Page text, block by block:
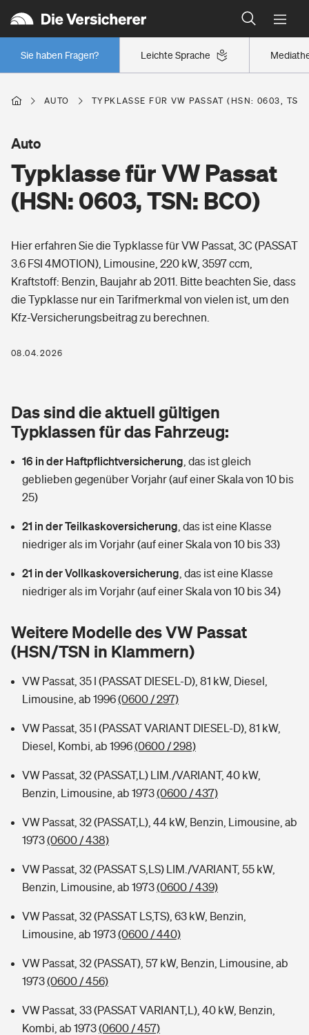
Leichte Sprache
Sie haben Fragen?
Wer versichert was: Jetzt Versicherer finden
Regionalklassen: So ist Ihre Region eingestuft
Wer versichert was: Jetzt Versicherer finden
Berufsunfähigkeitsversicherung
Erwerbsunfähigkeitsversicherung
Grundfähigkeitsversicherung
Arbeitsrechtsschutz
Berufshaftpflichtversicherung
Zur Übersicht
Tools
Wer versichert was: Jetzt Versicherer finden
Sie haben Fragen?
Wohnen
Elementarversicherung
Glasversicherung
Mietkautionsversicherung
Restkreditversicherung
Hochwasser-Check: Wie gefährdet ist Ihr Haus?
Wer versichert was: Jetzt Versicherer finden
Sie haben Fragen?
Freizeit
Pri­vate Haft­pflicht­
Kinderunfall­ver­si­che­rung
Kinderinvalidität
Hundehalter-Haftpflicht
Private Cyberversicherung
Musikinstrumentenversicherung
Zur Übersicht
Tools
Kinderunfall-Check: Mehr Sicherheit für deine Kids
Sie haben Fragen?
Gesundheit
Private Krankenversicherung
Dread-Disease-Versicherung
Tierkrankenversicherung
Zur Übersicht
Tools
Wer versichert was: Jetzt Versicherer finden
Sie haben Fragen?
Rentenrechner: Wie viel Geld bekomme ich im Alter?
AUTO TYPKLASSE FÜR VW PASSAT (HSN: 0603,
Typklasse für VW Passat
(HSN: 0603, TSN: BCO)
Auto
Hier erfahren Sie die Typklasse für VW Passat, 3C (PASSAT
3.6 FSI 4MOTION), Limousine, 220 kW, 3597 ccm,
Kraftstoff: Benzin, Baujahr ab 2011. Bitte beachten Sie, dass
die Typklasse nur ein Tarifmerkmal von vielen ist, um den
Kfz-Versicherungsbeitrag zu berechnen.
08.04.2026
Das sind die aktuell gültigen
Typklassen für das Fahrzeug:
16 in der Haftpflichtversicherung das ist gleich
geblieben gegenüber Vorjahr (auf einer Skala von 10 bis
25)
21 in der Teilkaskoversicherung das ist eine Klasse
niedriger als im Vorjahr (auf einer Skala von 10 bis 33)
21 in der Vollkaskoversicherung das ist eine Klasse
niedriger als im Vorjahr (auf einer Skala von 10 bis 34)
Weitere Modelle des VW Passat
(HSN/TSN in Klammern)
VW Passat, 35 I (PASSAT DIESEL-D), 81 kW, Diesel,
Limousine, ab 1996(0600 / 297)
VW Passat, 35 I (PASSAT VARIANT DIESEL-D), 81 kW,
Diesel, Kombi, ab 1996(0600 / 298)
VW Passat, 32 (PASSAT,L) LIM./VARIANT, 40 kW,
Benzin, Limousine, ab 1973(0600 / 437)
VW Passat, 32 (PASSAT,L), 44 kW, Benzin, Limousine, ab
1973(0600 / 438)
VW Passat, 32 (PASSAT S,LS) LIM./VARIANT, 55 kW,
Benzin, Limousine, ab 1973(0600 / 439)
VW Passat, 32 (PASSAT LS,TS), 63 kW, Benzin,
Limousine, ab 1973(0600 / 440)
VW Passat, 32 (PASSAT), 57 kW, Benzin, Limousine, ab
1973(0600 / 456)
VW Passat, 33 (PASSAT VARIANT,L), 40 kW, Benzin,
Kombi, ab 1973(0600 / 457)